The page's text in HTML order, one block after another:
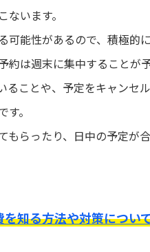
います。
能性があるので、積極的
は週末に集中することが予
ることや、予定をキャンセ
。
らったり、日中の予定が
知る方法や対策につい